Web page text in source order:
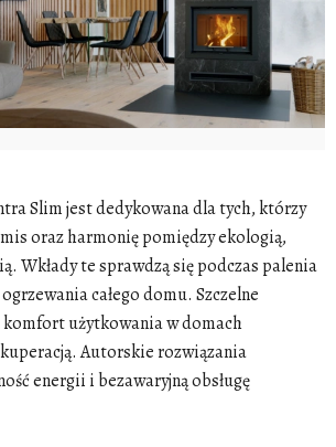
Slim jest dedykowana dla tych, którzy
oraz harmonię pomiędzy ekologią,
Wkłady te sprawdzą się podczas palenia
całego domu. Szczelne
użytkowania w domach
Autorskie rozwiązania
energii i bezawaryjną obsługę